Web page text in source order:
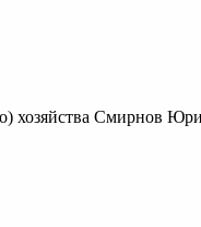
хозяйства Смирнов